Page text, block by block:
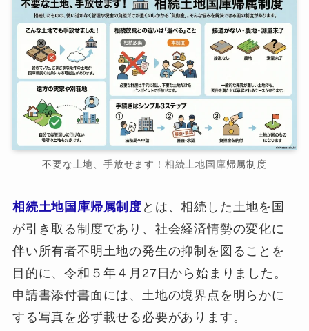
不要な土地、手放せます！相続土地国庫帰属制度
相続土地国庫帰属制度 とは、相続した土地を国
が引き取る制度であり、社会経済情勢の変化に
伴い所有者不明土地の発生の抑制を図ることを
目的に、令和５年４月27日から始まりました。
申請書添付書面には、土地の境界点を明らかに
する写真を必ず載せる必要があります。